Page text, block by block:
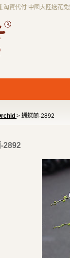
淘寶代付.中國大陸送花
> 蝴蝶蘭-2892
2892